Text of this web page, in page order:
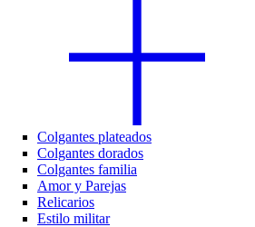
Colgantes plateados
Colgantes dorados
Colgantes familia
Amor y Parejas
Relicarios
Estilo militar